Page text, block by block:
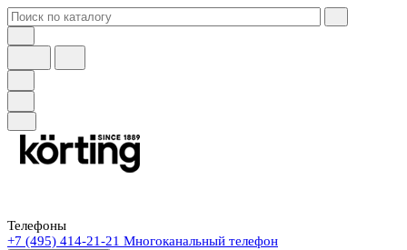
Телефоны
+7 (495) 414-21-21 Многоканальный телефон